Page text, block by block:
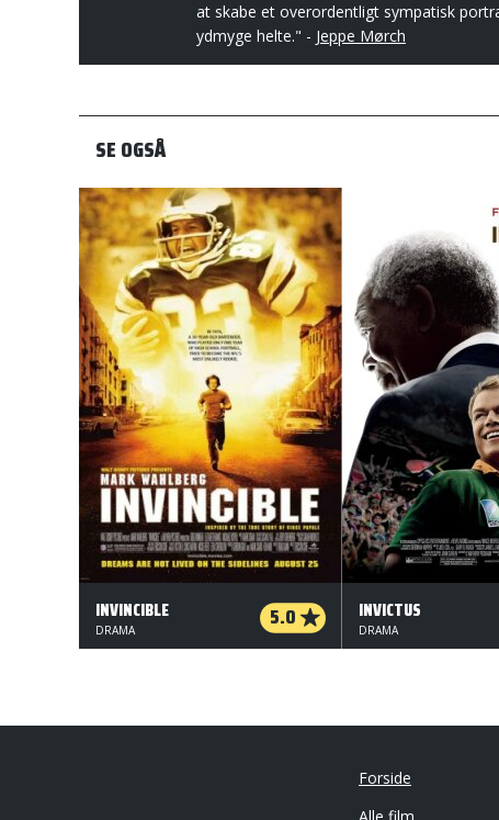
at skabe et overordentligt sympatisk
ydmyge helte." - Jeppe Mørch
SE OGSÅ
INVINCIBLE 5.0
DRAMA
INVICTUS
DRAMA
Forside